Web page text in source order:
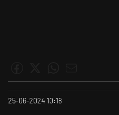
25-06-2024 10:18